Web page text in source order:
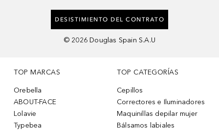
DESISTIMIENTO DEL CONTRATO
© 2026 Douglas Spain S.A.U
TOP MARCAS
Orebella
ABOUT-FACE
Lolavie
Typebea
TOP CATEGORÍAS
Cepillos
Correctores e Iluminadores
Maquinillas depilar mujer
Bálsamos labiales